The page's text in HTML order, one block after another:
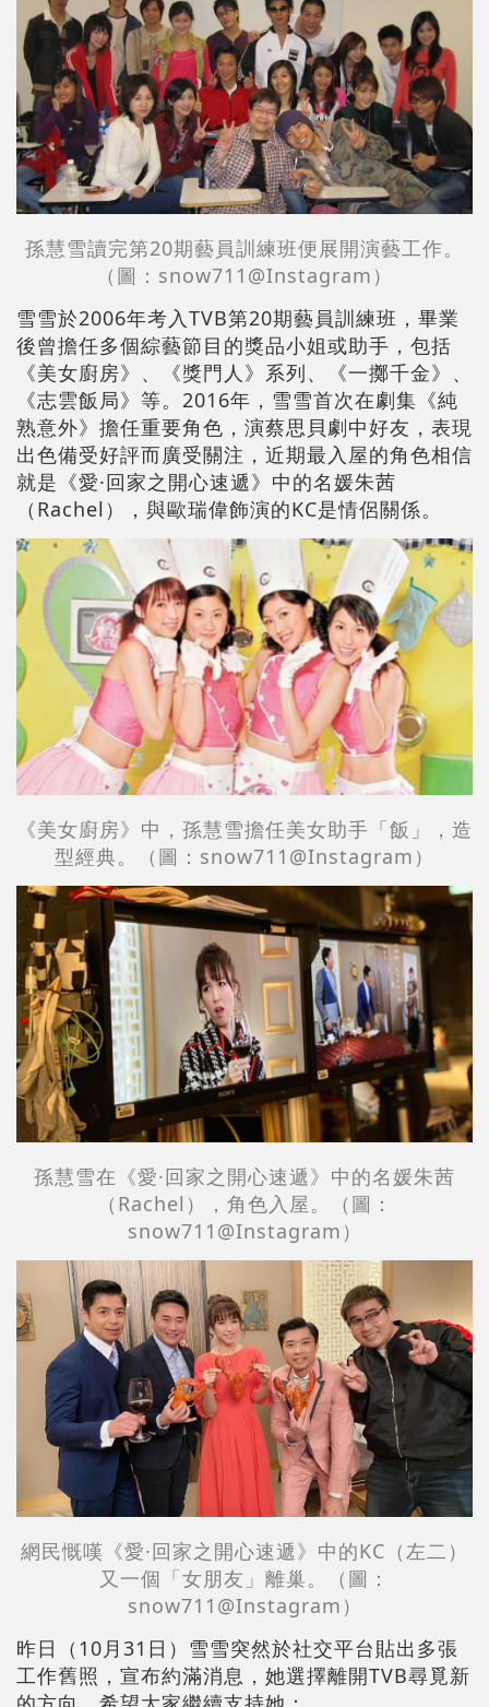
孫慧雪讀完第20期藝員訓練班便展開演藝工作。
（圖：snow711@Instagram）
雪雪於2006年考入TVB第20期藝員訓練班，畢業
後曾擔任多個綜藝節目的獎品小姐或助手，包括
《美女廚房》、《獎門人》系列、《一擲千金》、
《志雲飯局》等。2016年，雪雪首次在劇集《純
熟意外》擔任重要角色，演蔡思貝劇中好友，表現
出色備受好評而廣受關注，近期最入屋的角色相信
就是《愛·回家之開心速遞》中的名媛朱茜
（Rachel），與歐瑞偉飾演的KC是情侶關係。
《美女廚房》中，孫慧雪擔任美女助手「飯」，造
型經典。（圖：snow711@Instagram）
孫慧雪在《愛·回家之開心速遞》中的名媛朱茜
（Rachel），角色入屋。（圖：
snow711@Instagram）
網民慨嘆《愛·回家之開心速遞》中的KC（左二）
又一個「女朋友」離巢。（圖：
snow711@Instagram）
昨日（10月31日）雪雪突然於社交平台貼出多張
工作舊照，宣布約滿消息，她選擇離開TVB尋覓新